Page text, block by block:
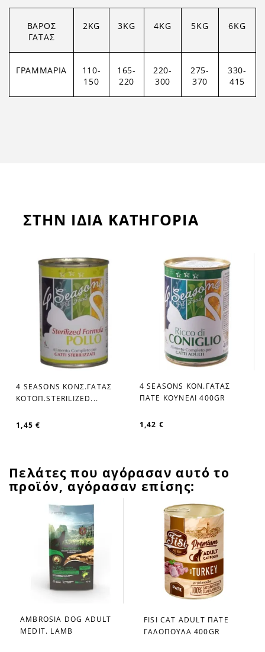
ΒΑΡΟΣ
ΓΑΤΑΣ
2KG 3KG 4KG 5KG 6KG
ΓΡΑΜΜΑΡΙΑ
110-
150
165-
220
220-
300
275-
370
330-
415
ΣΤΗΝ ΙΔΙΑ ΚΑΤΗΓΟΡΙΑ
favorite_border
4 SEASONS ΚΟΝΣ.ΓΑΤΑΣ
ΚΟΤΟΠ.STERILIZED...
1,45 €
favorite_border
4 SEASONS ΚΟΝ.ΓΑΤΑΣ
ΠΑΤΕ ΚΟΥΝΕΛΙ 400GR
1,42 €
Πελάτες που αγόρασαν αυτό το
προϊόν, αγόρασαν επίσης:
favorite_border
AMBROSIA DOG ADULT
MEDIT. LAMB
favorite_border
FISI CAT ADULT ΠΑΤΕ
ΓΑΛΟΠΟΥΛΑ 400GR